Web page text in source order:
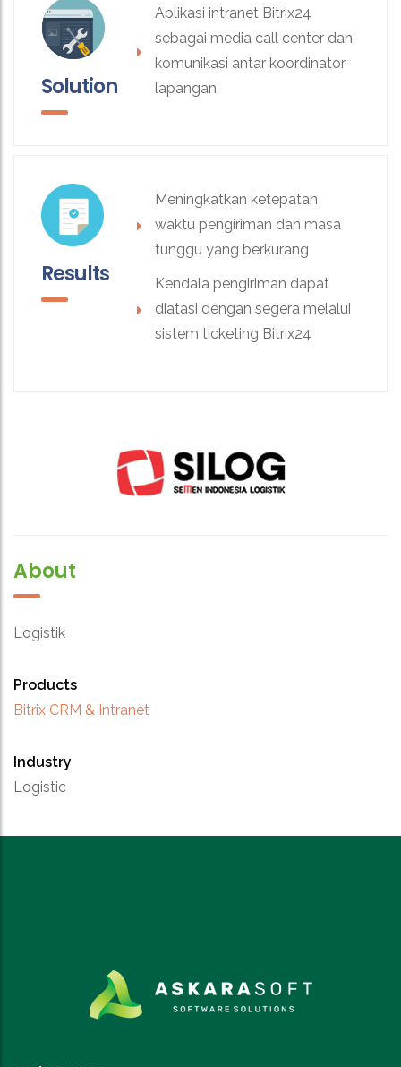
Solution
Aplikasi intranet Bitrix24
sebagai media call center dan
komunikasi antar koordinator
lapangan
Results
Meningkatkan ketepatan
waktu pengiriman dan masa
tunggu yang berkurang
Kendala pengiriman dapat
diatasi dengan segera melalui
sistem ticketing Bitrix24
About
Logistik
Products
Bitrix CRM & Intranet
Industry
Logistic